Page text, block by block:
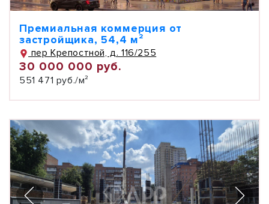
Премиальная коммерция от
застройщика, 54,4 м²
пер Крепостной, д. 116/255
30 000 000 руб.
551 471 руб./м²